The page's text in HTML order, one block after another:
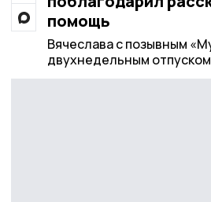
помощь
Вячеслава с позывным
двухнедельным